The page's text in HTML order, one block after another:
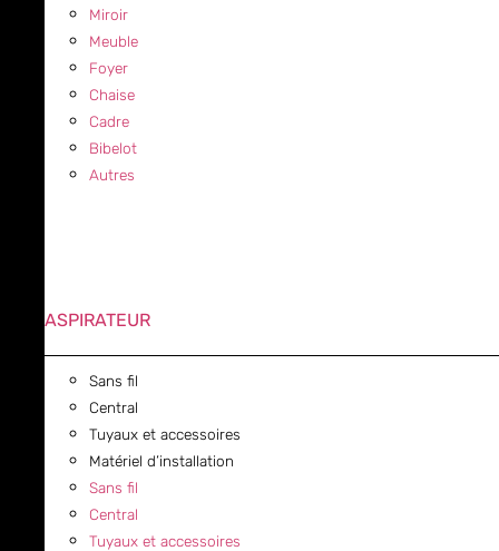
Miroir
Meuble
Foyer
Chaise
Cadre
Bibelot
Autres
ASPIRATEUR
Sans fil
Central
Tuyaux et accessoires
Matériel d’installation
Sans fil
Central
Tuyaux et accessoires